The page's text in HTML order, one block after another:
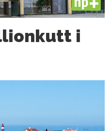
PLUS
i